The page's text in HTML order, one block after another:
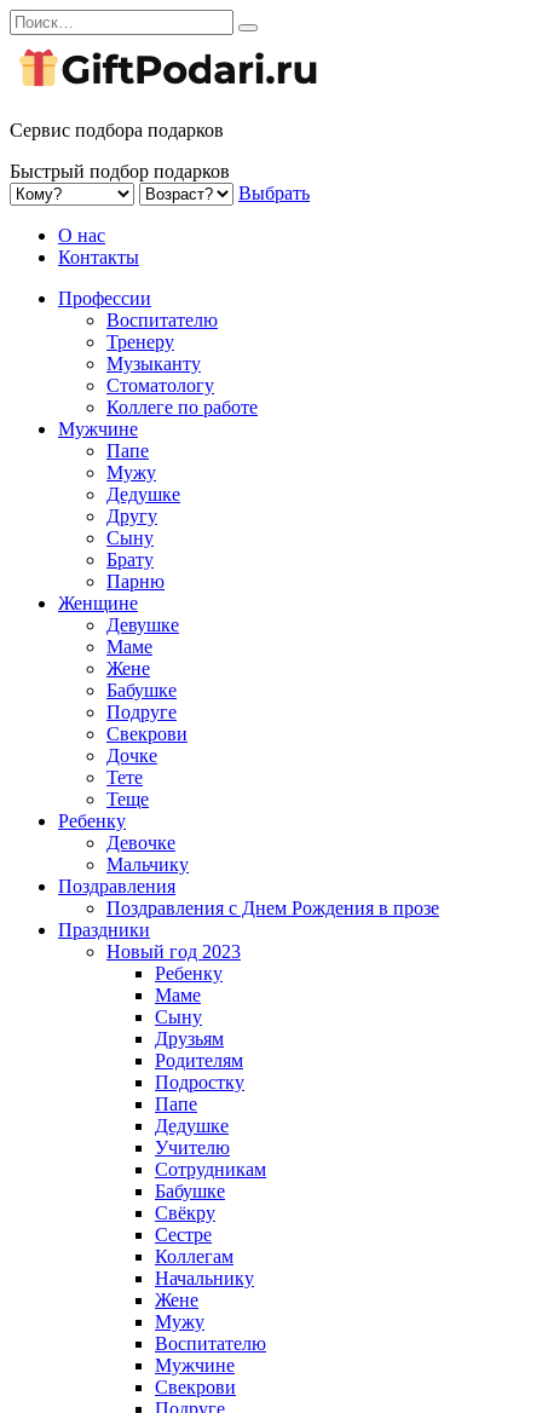
Перейти
к
содержанию
Search
for:
Сервис подбора подарков
Быстрый подбор подарков
Выбрать
О нас
Контакты
Профессии
Воспитателю
Тренеру
Музыканту
Стоматологу
Коллеге по работе
Мужчине
Папе
Мужу
Дедушке
Другу
Сыну
Брату
Парню
Женщине
Девушке
Маме
Жене
Бабушке
Подруге
Свекрови
Дочке
Тете
Теще
Ребенку
Девочке
Мальчику
Поздравления
Поздравления с Днем Рождения в прозе
Праздники
Новый год 2023
Ребенку
Маме
Сыну
Друзьям
Родителям
Подростку
Папе
Дедушке
Учителю
Сотрудникам
Бабушке
Свёкру
Сестре
Коллегам
Начальнику
Жене
Мужу
Воспитателю
Мужчине
Свекрови
Подруге